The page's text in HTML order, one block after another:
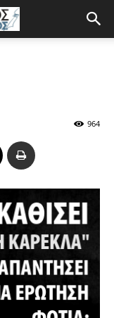
964